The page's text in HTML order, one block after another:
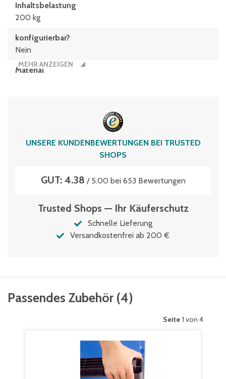
Inhaltsbelastung
200 kg
konfigurierbar?
Nein
Material
164 Liter
MEHR ANZEIGEN
UNSERE KUNDENBEWERTUNGEN BEI TRUSTED
SHOPS
GUT: 4.38 / 5.00 bei 653 Bewertungen
Trusted Shops — Ihr Käuferschutz
Schnelle Lieferung
Versandkostenfrei ab 200 €
Passendes Zubehör (4)
Seite 1 von 4